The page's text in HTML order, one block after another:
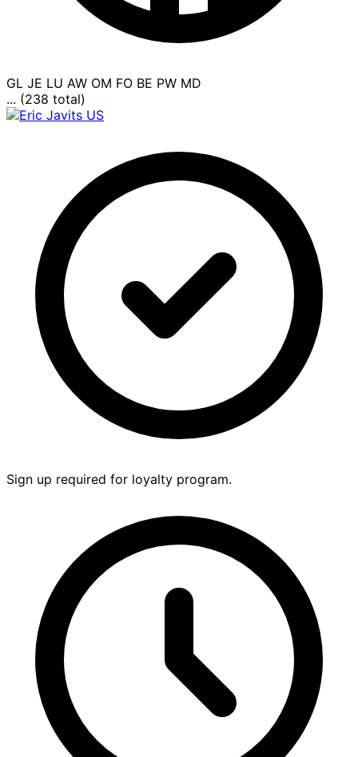
GL JE LU AW OM FO BE PW MD
... (238 total)
Sign up required for loyalty program.